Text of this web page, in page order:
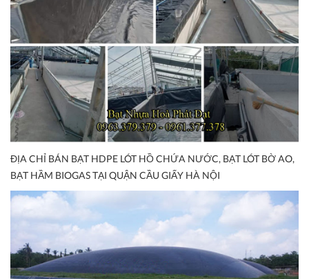
ĐỊA CHỈ BÁN BẠT HDPE LÓT HỒ CHỨA NƯỚC, BẠT LÓT BỜ AO,
BẠT HẦM BIOGAS TẠI QUẬN CẦU GIẤY HÀ NỘI